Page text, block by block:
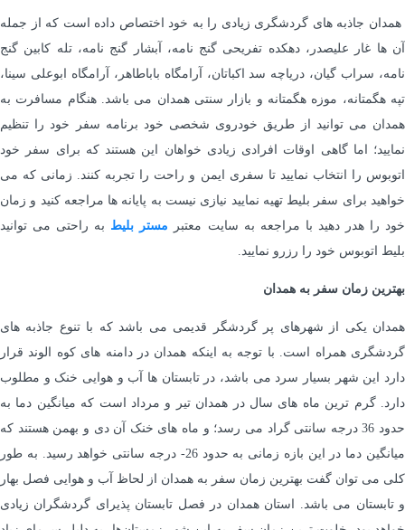
همدان جاذبه های گردشگری زیادی را به خود اختصاص داده است که از جمله
آن ها غار علیصدر، دهکده تفریحی گنج نامه، آبشار گنج نامه، تله کابین گنج
نامه، سراب گیان، دریاچه سد اکباتان، آرامگاه باباطاهر، آرامگاه ابوعلی سینا،
تپه هگمتانه، موزه هگمتانه و بازار سنتی همدان می باشد. هنگام مسافرت به
همدان می توانید از طریق خودروی شخصی خود برنامه سفر خود را تنظیم
نمایید؛ اما گاهی اوقات افرادی زیادی خواهان این هستند که برای سفر خود
اتوبوس را انتخاب نمایید تا سفری ایمن و راحت را تجربه کنند. زمانی که می
خواهید برای سفر بلیط تهیه نمایید نیازی نیست به پایانه ها مراجعه کنید و زمان
خود را هدر دهید با مراجعه به سایت معتبر مستر بلیط به راحتی می توانید
بلیط اتوبوس خود را رزرو نمایید.
بهترین زمان سفر به همدان
همدان یکی از شهرهای پر گردشگر قدیمی می‌ باشد که با تنوع جاذبه های
گردشگری همراه است. با توجه به اینکه همدان در دامنه های کوه الوند قرار
دارد این شهر بسیار سرد می باشد، در تابستان ها آب ‌و هوایی خنک و مطلوب
دارد. گرم ترین ماه های سال در همدان تیر و مرداد است که میانگین دما به
حدود 36 درجه سانتی گراد می رسد؛ و ماه های خنک آن دی و بهمن هستند که
میانگین دما در این بازه زمانی به حدود 26- درجه سانتی خواهد رسید. به طور
کلی می توان گفت بهترین زمان سفر به همدان از لحاظ آب‌ و هوایی فصل بهار
و تابستان می باشد. استان همدان در فصل تابستان پذیرای گردشگران زیادی